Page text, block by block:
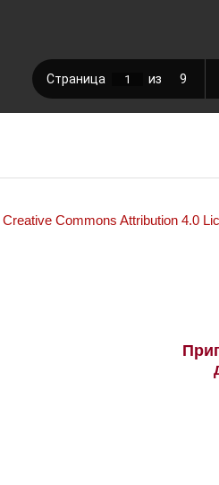
Creative Commons Attribution 4.0